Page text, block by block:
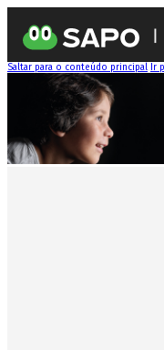
Saltar para o conteúdo principal Ir